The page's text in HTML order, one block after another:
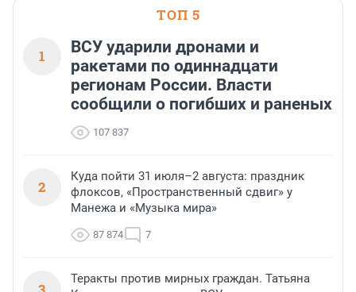
ТОП 5
1
ВСУ ударили дронами и
ракетами по одиннадцати
регионам России. Власти
сообщили о погибших и раненых
107 837
2
Куда пойти 31 июля–2 августа: праздник
флоксов, «Пространственный сдвиг» у
Манежа и «Музыка мира»
87 874 7
Теракты против мирных граждан. Татьяна